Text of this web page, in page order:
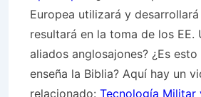
Europea utilizará y
resultará en la toma de los EE.
aliados anglosajones? ¿Es esto
enseña la Biblia? Aquí hay un
relacionado: Tecnología Militar